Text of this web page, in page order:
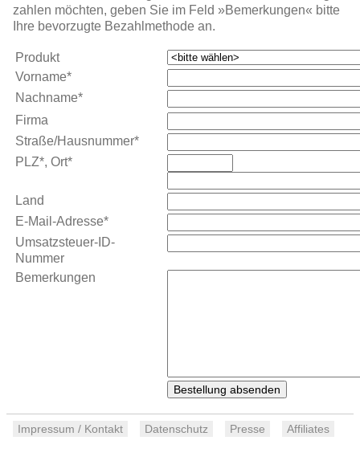
zahlen möchten, geben Sie im Feld »Bemerkungen« bitte
Ihre bevorzugte Bezahl­methode an.
Produkt
Vorname*
Nachname*
Firma
Straße/Hausnummer*
PLZ*, Ort*
Land
E-Mail-Adresse*
Umsatzsteuer-ID-
Nummer
Bemerkungen
Impressum / Kontakt Datenschutz Presse Affiliates